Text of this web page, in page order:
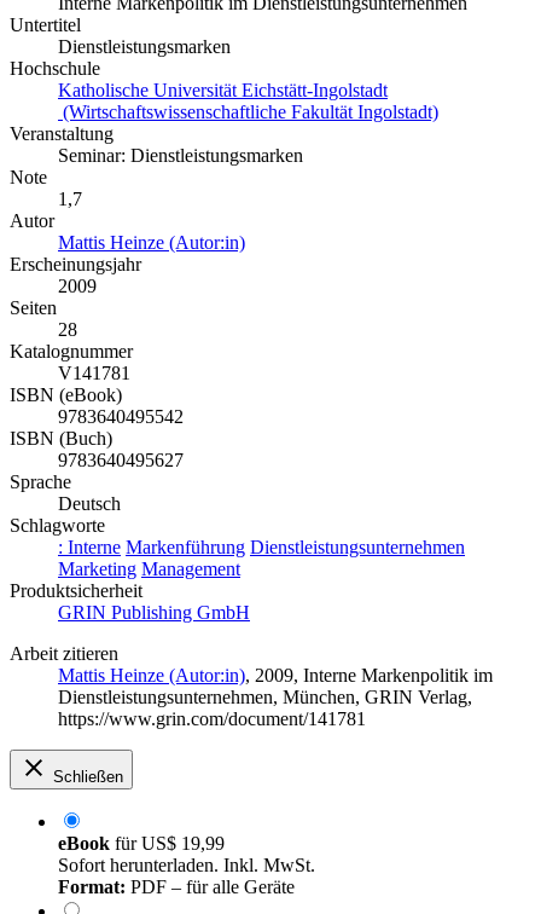
Untertitel
Dienstleistungsmarken
Hochschule
Katholische Universität Eichstätt-Ingolstadt
(Wirtschaftswissenschaftliche Fakultät Ingolstadt)
Veranstaltung
Seminar: Dienstleistungsmarken
Note
1,7
Autor
Mattis Heinze (Autor:in)
Erscheinungsjahr
2009
Seiten
28
Katalognummer
V141781
ISBN (eBook)
9783640495542
ISBN (Buch)
9783640495627
Sprache
Deutsch
Schlagworte
: Interne Markenführung Dienstleistungsunternehmen
Marketing Management
Produktsicherheit
GRIN Publishing GmbH
Arbeit zitieren
Mattis Heinze (Autor:in), 2009, Interne Markenpolitik im
Dienstleistungsunternehmen, München, GRIN Verlag,
https://www.grin.com/document/141781
Schließen
eBook fürUS$ 19,99
Sofort herunterladen. Inkl. MwSt.
Format: PDF – für alle Geräte